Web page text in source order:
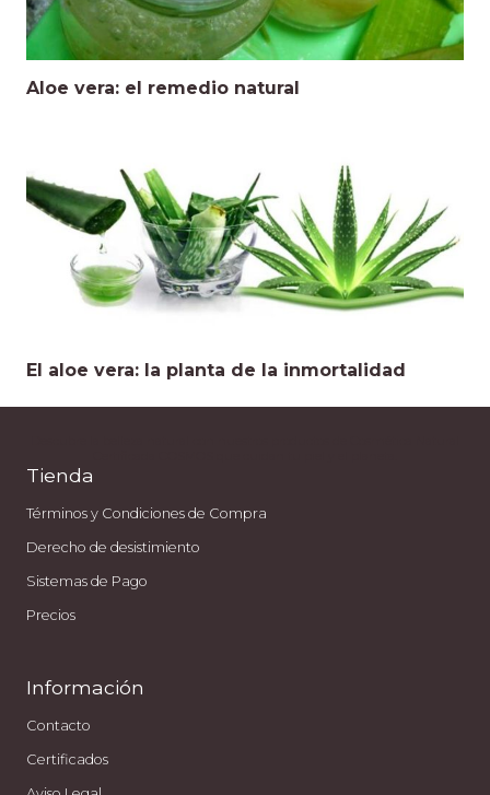
Aloe vera: el remedio natural
El aloe vera: la planta de la inmortalidad
Tienda
Términos y Condiciones de Compra
Derecho de desistimiento
Sistemas de Pago
Precios
Información
Contacto
Certificados